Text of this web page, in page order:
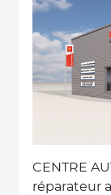
CENTRE
réparateur